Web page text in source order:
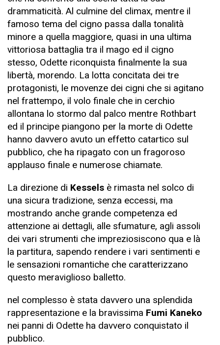
drammaticità. Al culmine del climax, mentre il
famoso tema del cigno passa dalla tonalità
minore a quella maggiore, quasi in una ultima
vittoriosa battaglia tra il mago ed il cigno
stesso, Odette riconquista finalmente la sua
libertà, morendo. La lotta concitata dei tre
protagonisti, le movenze dei cigni che si agitano
nel frattempo, il volo finale che in cerchio
allontana lo stormo dal palco mentre Rothbart
ed il principe piangono per la morte di Odette
hanno davvero avuto un effetto catartico sul
pubblico, che ha ripagato con un fragoroso
applauso finale e numerose chiamate.
La direzione di Kessels è rimasta nel solco di
una sicura tradizione, senza eccessi, ma
mostrando anche grande competenza ed
attenzione ai dettagli, alle sfumature, agli assoli
dei vari strumenti che impreziosiscono qua e là
la partitura, sapendo rendere i vari sentimenti e
le sensazioni romantiche che caratterizzano
questo meraviglioso balletto.
nel complesso è stata davvero una splendida
rappresentazione e la bravissima Fumi Kaneko
nei panni di Odette ha davvero conquistato il
pubblico.